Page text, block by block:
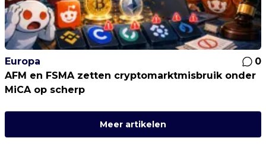
Europa
0
AFM en FSMA zetten cryptomarktmisbruik onder
MiCA op scherp
Meer artikelen